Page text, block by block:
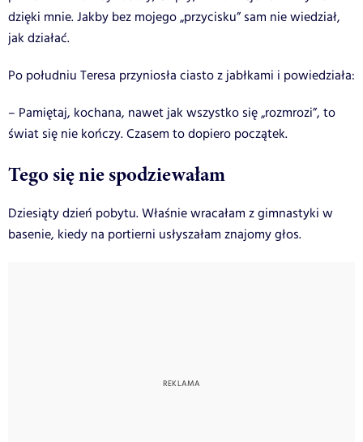
dzięki mnie. Jakby bez mojego „przycisku” sam nie wiedział,
jak działać.
Po południu Teresa przyniosła ciasto z jabłkami i powiedziała:
– Pamiętaj, kochana, nawet jak wszystko się „rozmrozi”, to
świat się nie kończy. Czasem to dopiero początek.
Tego się nie spodziewałam
Dziesiąty dzień pobytu. Właśnie wracałam z gimnastyki w
basenie, kiedy na portierni usłyszałam znajomy głos.